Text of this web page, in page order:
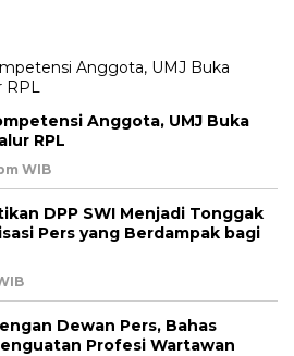
Anggota, UMJ Buka
RPL
WIB
DPP SWI Menjadi Tonggak
Pers yang Berdampak bagi
Dewan Pers, Bahas
Profesi Wartawan